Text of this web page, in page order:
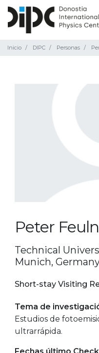
Inicio DIPC Personas
Peter
Technical
Munich,
Short-stay Visiting
Tema de
Estudios de
ultrarrápida.